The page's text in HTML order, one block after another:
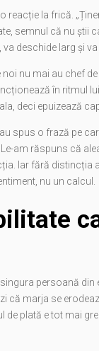
reacție la frică.
semnul că nu știi
deschide larg și va
nu mai au chef
în ritmul
deci epuizează
spus o frază pe
am răspuns că
Iar fără distincția
nu un calcul.
persoană
că marja se
plată e tot mai